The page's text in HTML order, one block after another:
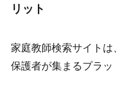
リット
家庭教師検索サイト
保護者が集まるプラッ